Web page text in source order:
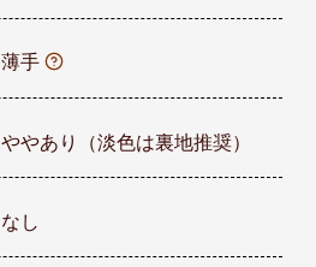
薄手
ややあり（淡色は裏地推奨）
なし